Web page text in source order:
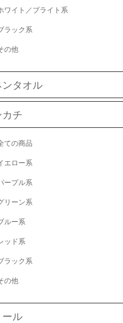
ワイト／ブライト系
ラック系
の他
ンタオル
チ
ての商品
エロー系
ープル系
リーン系
ルー系
ッド系
ラック系
の他
ール